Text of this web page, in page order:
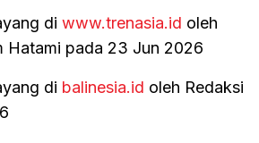
di www.trenasia.id oleh
Hatami pada 23 Jun 2026
di balinesia.id oleh Redaksi